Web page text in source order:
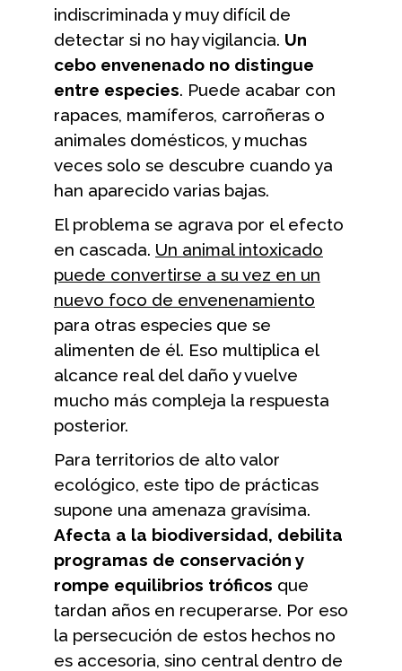
indiscriminada y muy difícil de
detectar si no hay vigilancia. Un
cebo envenenado no distingue
entre especies. Puede acabar con
rapaces, mamíferos, carroñeras o
animales domésticos, y muchas
veces solo se descubre cuando ya
han aparecido varias bajas.
El problema se agrava por el efecto
en cascada. Un animal intoxicado
puede convertirse a su vez en un
nuevo foco de envenenamiento
para otras especies que se
alimenten de él. Eso multiplica el
alcance real del daño y vuelve
mucho más compleja la respuesta
posterior.
Para territorios de alto valor
ecológico, este tipo de prácticas
supone una amenaza gravísima.
Afecta a la biodiversidad, debilita
programas de conservación y
rompe equilibrios tróficos que
tardan años en recuperarse. Por eso
la persecución de estos hechos no
es accesoria, sino central dentro de